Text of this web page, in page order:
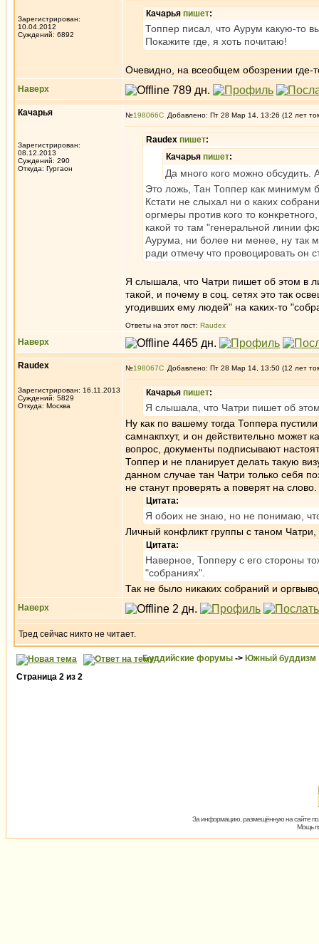
Зарегистрирован:
10.04.2012
Суждений: 6892
Качарья пишет:
Топпер писал, что Аурум какую-то
Покажите где, я хоть почитаю!
Очевидно, на всеобщем обозрении где-
Наверх
Качарья
Зарегистрирован:
08.12.2013
Суждений: 290
Откуда: Гургаон
№198066 Добавлено: Пт 28 Мар 14, 13:26 (12 лет
Raudex пишет:
Качарья пишет:
Да много кого можно
Это ложь, Тан Топпер как минимум
Кстати не слыхал ни о каких
оргмеры против кого то
какой то там "генеральной линии
Аурума, ни более ни менее, ну так
ради отмечу что провоцировать он
Я слышала, что Чатри пишет об этом в
такой, и почему в соц. сетях это так
угодивших ему людей" на каких-то
Ответы на этот пост: Raudex
Наверх
Raudex
Зарегистрирован: 16.11.2013
Суждений: 5829
Откуда: Москва
№198067 Добавлено: Пт 28 Мар 14, 13:50 (12 лет
Качарья пишет:
Я слышала, что Чатри пишет об
Ну как по вашему тогда Топпера
самнакпхут, и он действительно может
вопрос, документы подписывают
Топпер и не планирует делать такую
данном случае тан Чатри только себя
не станут проверять а поверят на слово.
Цитата:
Я обоих не знаю, но не понимаю,
Личный конфликт группы с таном Чатри,
Цитата:
Наверное, Топперу с его стороны
"собраниях".
Так не было никаких собраний и
Наверх
Тред сейчас никто не читает.
Буддийские форумы -> Южный буддизм
Страница 2 из 2
За информацию, размещённую на сайте
Мощь